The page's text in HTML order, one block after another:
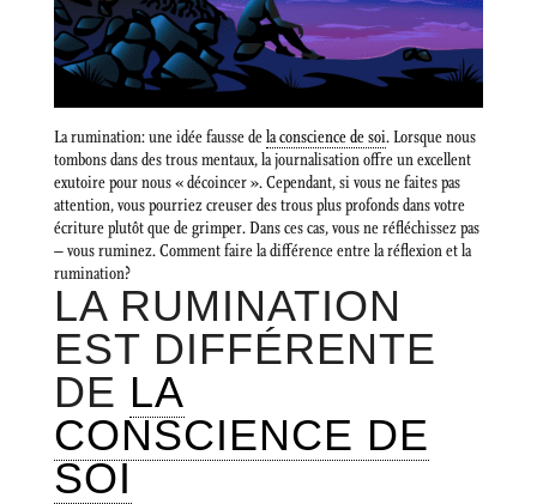
La rumination: une idée fausse dela conscience de soi. Lorsque nous
tombons dans des trous mentaux, la journalisation offre un excellent
exutoire pour nous « décoincer ». Cependant, si vous ne faites pas
attention, vous pourriez creuser des trous plus profonds dans votre
écriture plutôt que de grimper. Dans ces cas, vous ne réfléchissez pas
– vous ruminez. Comment faire la différence entre la réflexion et la
rumination?
LA RUMINATION
EST DIFFÉRENTE
DE LA
CONSCIENCE DE
SOI